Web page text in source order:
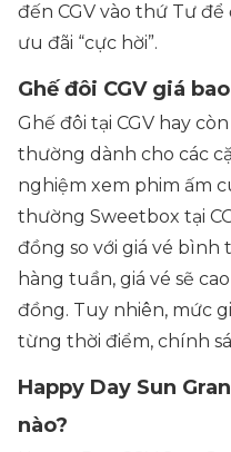
đến CGV vào thứ Tư
ưu đãi “cực hời”.
Ghế đôi CGV giá
Ghế đôi tại CGV hay
thường dành cho các
nghiệm xem phim ấm
thường Sweetbox tại
đồng so với giá vé bình
hàng tuần, giá vé sẽ
đồng. Tuy nhiên, mức
từng thời điểm, chính
Happy Day Sun
nào?